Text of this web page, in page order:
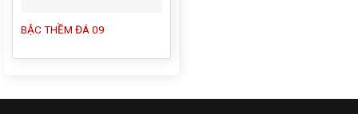
BẬC THỀM ĐÁ 09